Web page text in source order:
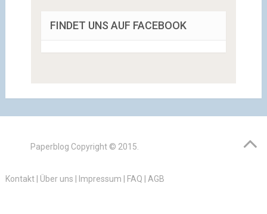
FINDET UNS AUF FACEBOOK
Paperblog Copyright © 2015.
Kontakt| Über uns Impressum FAQ AGB